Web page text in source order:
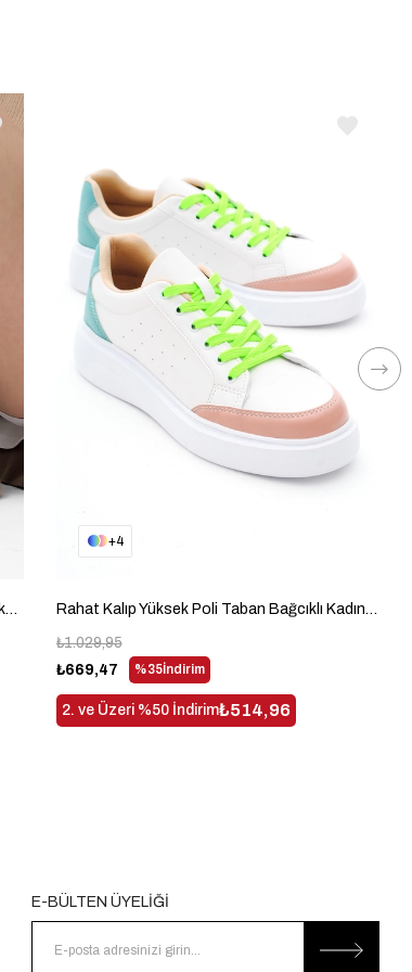
Şeritli
Her Sezon
Kadın
Yüksek Taban Bağcıklı Kadın Bej Spor Ayakkabı BLS-Q-1
4
Rahat Kalıp Yüksek Poli Taban Bağcıklı Kadın Beyaz Yeşil Spor Ayakkabı TBA130
%35İndirim
₺669,47
₺1.029,95
2. ve Üzeri %50 İndirim₺514,96
E-BÜLTEN ÜYELİĞİ